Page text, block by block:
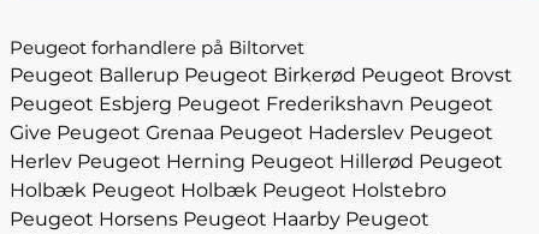
Peugeot forhandlere på Biltorvet
Peugeot Ballerup Peugeot Birkerød Peugeot Brovst
Peugeot Esbjerg Peugeot Frederikshavn Peugeot
Give Peugeot Grenaa Peugeot Haderslev Peugeot
Herlev Peugeot Herning Peugeot Hillerød Peugeot
Holbæk Peugeot Holbæk Peugeot Holstebro
Peugeot Horsens Peugeot Haarby Peugeot